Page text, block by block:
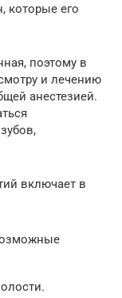
которые его
поэтому в
и лечению
анестезией.
включает в